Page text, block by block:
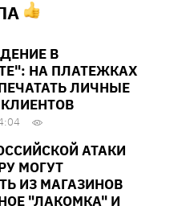
В
НА ПЛАТЕЖКАХ
ЛИЧНЫЕ
АТАКИ
МОГУТ
ИЗ МАГАЗИНОВ
"ЛАКОМКА" И